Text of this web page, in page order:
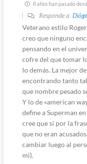
8 años han pasado
Responde a
Veterano estilo
creo que ninguno
pensando en el
cofre del que tomar
lo demás. La mejor
encontrando tanto
que nombre pesado
Y lo de «american
define a Superman
cree que sí por la
que no eran
cambiar luego al
mi).